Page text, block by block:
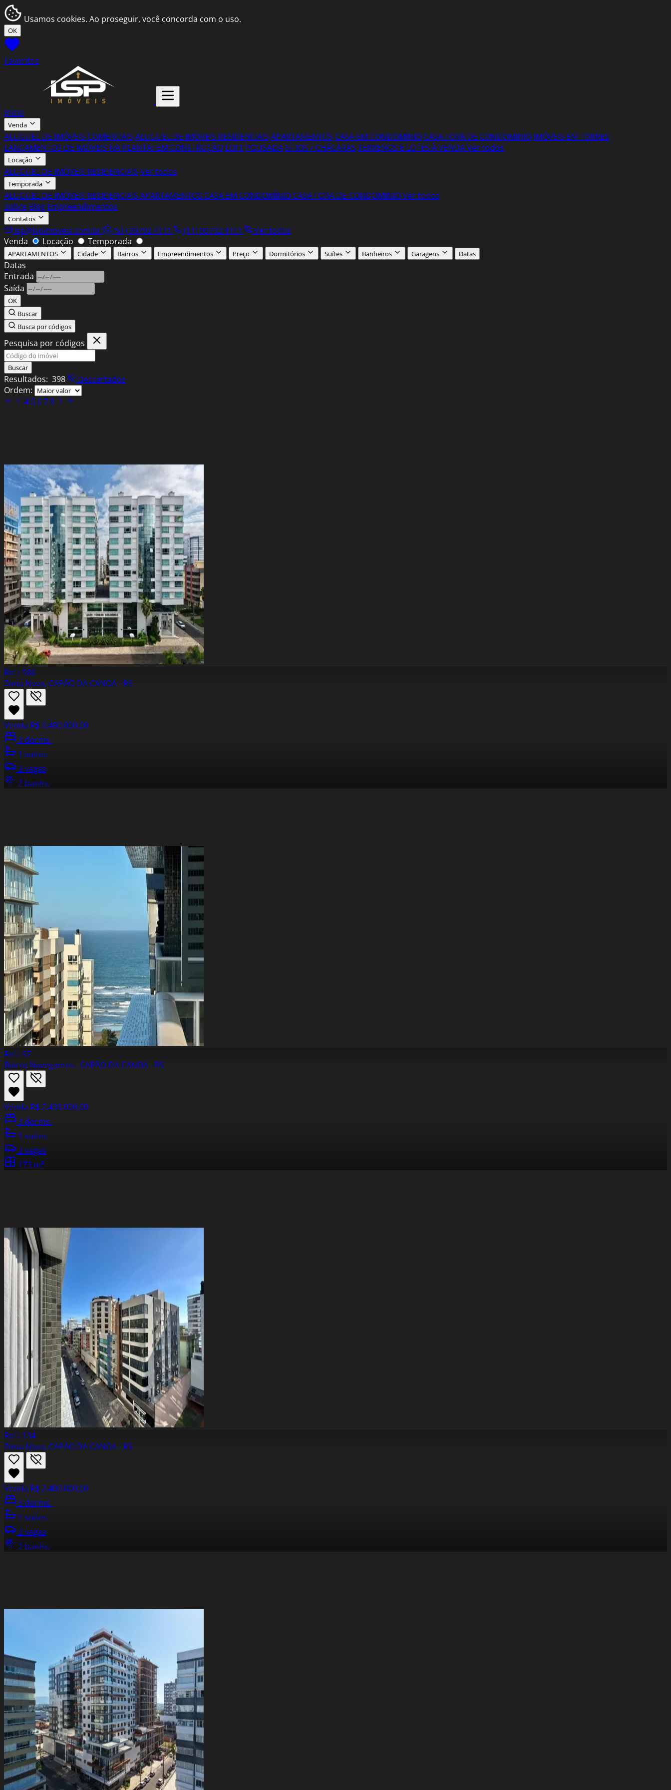
Usamos cookies. Ao proseguir, você concorda com o uso.
OK
Favoritos
Início
Venda
ALUGUEL DE IMÓVEIS COMERCIAIS ALUGUEL DE IMÓVEIS RESIDENCIAIS APARTAMENTOS CASA EM CONDOMÍNIO CASA FORA DE CONDOMINIO IMÓVEIS EM TORRES
LANÇAMENTOS DE IMÓVEIS NA PLANTA/ EM CONSTRUÇÃO LOFT POUSADASÍTIOS / CHÁCARAS TERRENOS E LOTES À VENDAVer todos
Locação
ALUGUEL DE IMÓVEIS RESIDENCIAIS Ver todos
Temporada
ALUGUEL DE IMÓVEIS RESIDENCIAIS APARTAMENTOS CASA EM CONDOMÍNIO CASA FORA DE CONDOMINIOVer todos
Sobre Blog Empreendimentos
Contatos
lsp@lspimoveis.com.br (51) 99792.4111 (51) 99792.4111
Ver todos
Venda
Locação Temporada
APARTAMENTOS Cidade Bairros Empreendimentos Preço Dormitórios Suítes Banheiros Garagens
Datas
Entrada
Saída
OK
Buscar
Busca por códigos
Pesquisa por códigos
Buscar
Resultados: 398
Descartados
Ordem:
4 5 678
Ref.: 586
Zona Nova, CAPÃO DA CANOA - RS
Venda R$ 2.490.000,00
3 dorms.
1 suítes
2 vagas
2 banhs.
Ref.: 97
Bairro Navegantes , CAPÃO DA CANOA - RS
Venda R$ 2.439.000,00
3 dorms.
1 suítes
2 vagas
173 m²
Ref.: 134
Zona Nova, CAPÃO DA CANOA - RS
Venda R$ 2.400.000,00
3 dorms.
1 suítes
2 vagas
2 banhs.